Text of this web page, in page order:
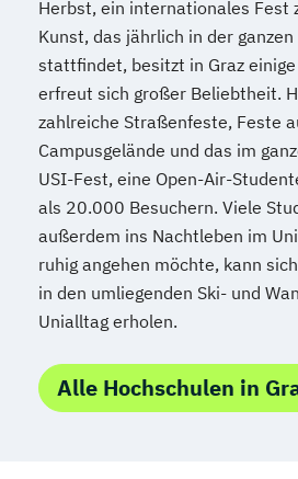
Modemanagement
Nachhaltiges Management
Online Marketing
Online Marketing (DE/EN)
Personalentwicklung
Personalmanagement
Personalmanagement (DE/
Pflegemanagement
Physiotherapie
Product Management (DE/
Produktdesign
Projektmanagement (DE/
Psychologie Public Health
Herbst, ein internationales Fest
Kunst, das jährlich in der
stattfindet, besitzt in Graz
erfreut sich großer Beliebtheit.
zahlreiche Straßenfeste, Feste
Campusgelände und das im
USI-Fest, eine Open-Air-
als 20.000 Besuchern. Viele
außerdem ins Nachtleben im
ruhig angehen möchte, kann
in den umliegenden Ski- und
Unialltag erholen.
Alle Hochschulen in